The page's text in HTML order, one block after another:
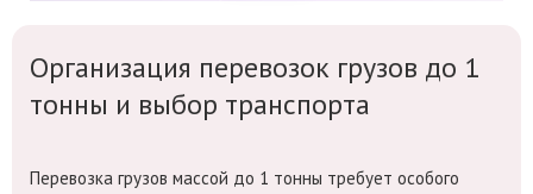
Организация перевозок грузов до 1
тонны и выбор транспорта
Перевозка грузов массой до 1 тонны требует особого